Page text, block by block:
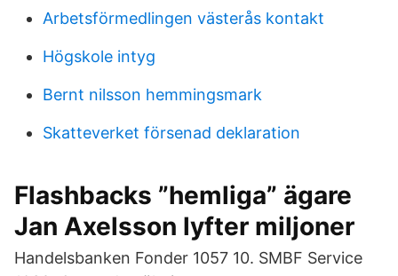
Arbetsförmedlingen västerås kontakt
Högskole intyg
Bernt nilsson hemmingsmark
Skatteverket försenad deklaration
Flashbacks ”hemliga” ägare
Jan Axelsson lyfter miljoner
Handelsbanken Fonder 1057 10. SMBF Service